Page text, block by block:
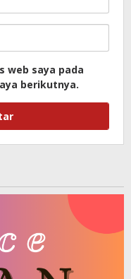
web saya pada
berikutnya.